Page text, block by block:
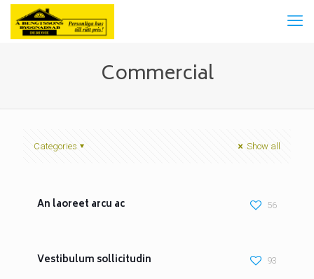
Commercial
Categories Show all
An laoreet arcu ac 56
Vestibulum sollicitudin 93